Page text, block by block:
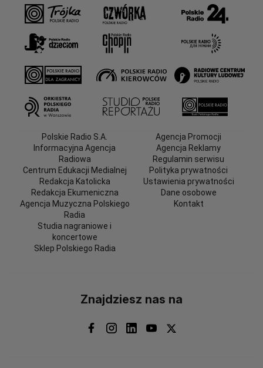
Polskie Radio S.A.
Informacyjna Agencja
Radiowa
Centrum Edukacji Medialnej
Redakcja Katolicka
Redakcja Ekumeniczna
Agencja Muzyczna Polskiego
Radia
Studia nagraniowe i
koncertowe
Sklep Polskiego Radia
Agencja Promocji
Agencja Reklamy
Regulamin serwisu
Polityka prywatności
Ustawienia prywatności
Dane osobowe
Kontakt
Znajdziesz nas na